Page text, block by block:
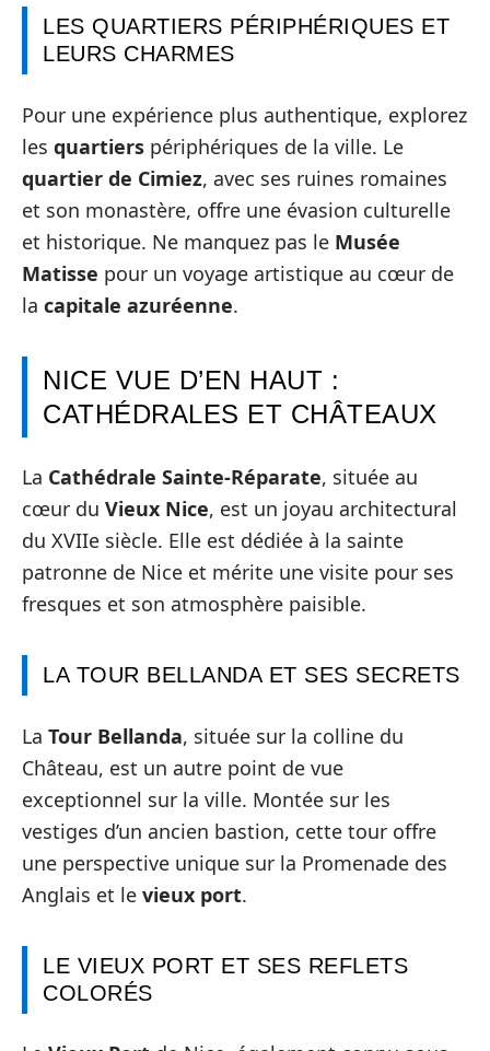
LES QUARTIERS PÉRIPHÉRIQUES ET
LEURS CHARMES
Pour une expérience plus authentique, explorez
les quartiers périphériques de la ville. Le
quartier de Cimiez, avec ses ruines romaines
et son monastère, offre une évasion culturelle
et historique. Ne manquez pas le Musée
Matisse pour un voyage artistique au cœur de
la capitale azuréenne.
NICE VUE D’EN HAUT :
CATHÉDRALES ET CHÂTEAUX
La Cathédrale Sainte-Réparate, située au
cœur du Vieux Nice, est un joyau architectural
du XVIIe siècle. Elle est dédiée à la sainte
patronne de Nice et mérite une visite pour ses
fresques et son atmosphère paisible.
LA TOUR BELLANDA ET SES SECRETS
La Tour Bellanda, située sur la colline du
Château, est un autre point de vue
exceptionnel sur la ville. Montée sur les
vestiges d’un ancien bastion, cette tour offre
une perspective unique sur la Promenade des
Anglais et le vieux port.
LE VIEUX PORT ET SES REFLETS
COLORÉS